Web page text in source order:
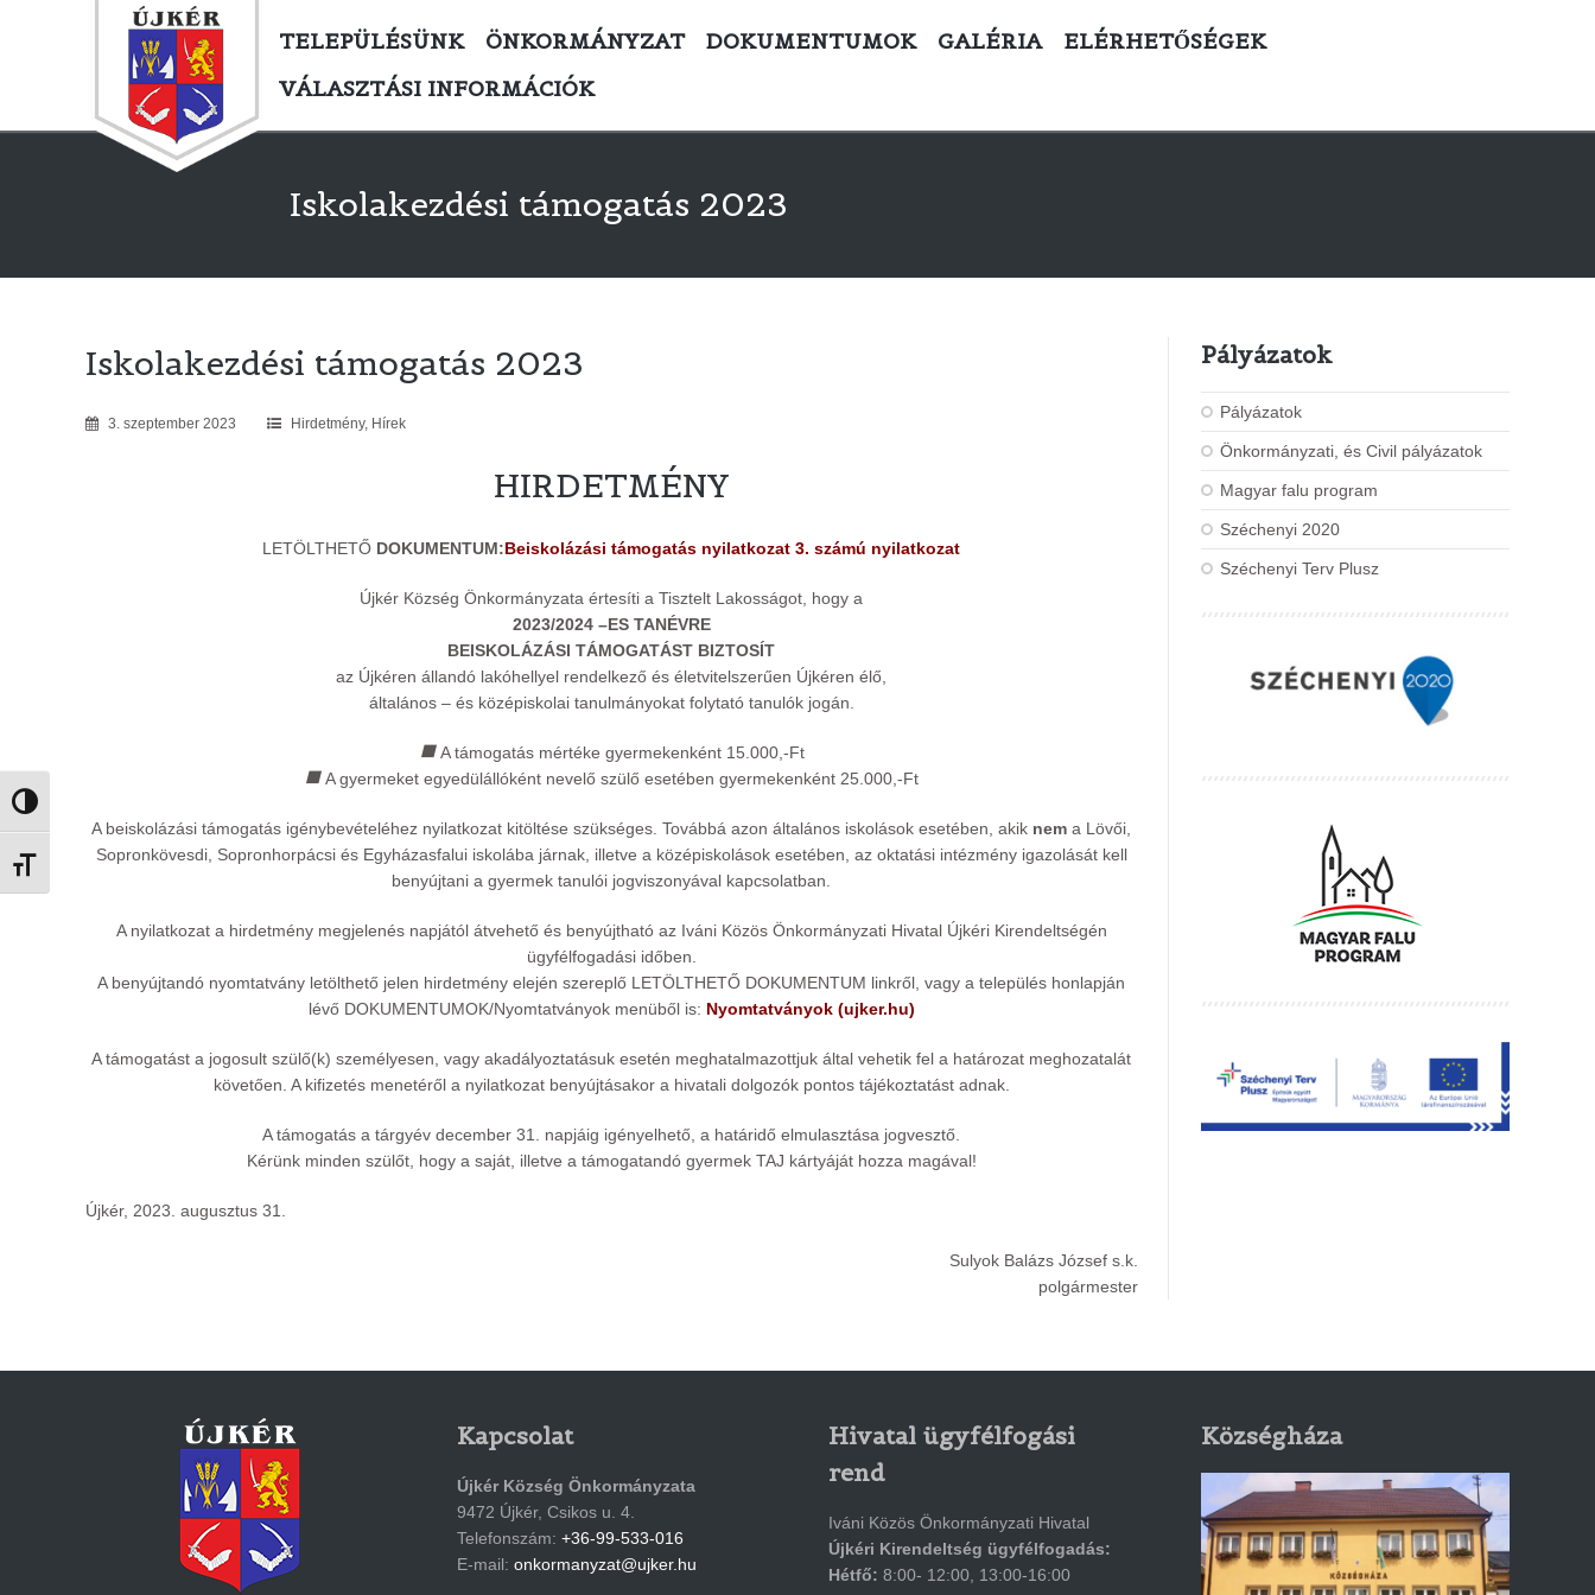
Nagy kontraszt váltása
Betűméret váltása
TELEPÜLÉSÜNK ÖNKORMÁNYZAT DOKUMENTUMOK GALÉRIA
ELÉRHETŐSÉGEK
VÁLASZTÁSI INFORMÁCIÓK
Iskolakezdési támogatás 2023
Iskolakezdési támogatás 2023
3. szeptember 2023 Hirdetmény, Hírek
HIRDETMÉNY
LETÖLTHETŐ DOKUMENTUM:Beiskolázási támogatás nyilatkozat 3. számú nyilatkozat
Újkér Község Önkormányzata értesíti a Tisztelt Lakosságot, hogy a
2023/2024 –ES TANÉVRE
BEISKOLÁZÁSI TÁMOGATÁST BIZTOSÍT
az Újkéren állandó lakóhellyel rendelkező és életvitelszerűen Újkéren élő,
általános – és középiskolai tanulmányokat folytató tanulók jogán.
A támogatás mértéke gyermekenként 15.000,-Ft
A gyermeket egyedülállóként nevelő szülő esetében gyermekenként 25.000,-Ft
A beiskolázási támogatás igénybevételéhez nyilatkozat kitöltése szükséges. Továbbá azon általános iskolások esetében, akik nem a Lövői,
Sopronkövesdi, Sopronhorpácsi és Egyházasfalui iskolába járnak, illetve a középiskolások esetében, az oktatási intézmény igazolását kell
benyújtani a gyermek tanulói jogviszonyával kapcsolatban.
A nyilatkozat a hirdetmény megjelenés napjától átvehető és benyújtható az Iváni Közös Önkormányzati Hivatal Újkéri Kirendeltségén
ügyfélfogadási időben.
A benyújtandó nyomtatvány letölthető jelen hirdetmény elején szereplő LETÖLTHETŐ DOKUMENTUM linkről, vagy a település honlapján
lévő DOKUMENTUMOK/Nyomtatványok menüből is: Nyomtatványok (ujker.hu)
A támogatást a jogosult szülő(k) személyesen, vagy akadályoztatásuk esetén meghatalmazottjuk által vehetik fel a határozat meghozatalát
követően. A kifizetés menetéről a nyilatkozat benyújtásakor a hivatali dolgozók pontos tájékoztatást adnak.
A támogatás a tárgyév december 31. napjáig igényelhető, a határidő elmulasztása jogvesztő.
Kérünk minden szülőt, hogy a saját, illetve a támogatandó gyermek TAJ kártyáját hozza magával!
Újkér, 2023. augusztus 31.
Sulyok Balázs József s.k.
polgármester
Pályázatok
Pályázatok
Önkormányzati, és Civil pályázatok
Magyar falu program
Széchenyi 2020
Széchenyi Terv Plusz
Kapcsolat
Újkér Község Önkormányzata
9472 Újkér, Csikos u. 4.
Telefonszám:+36-99-533-016
E-mail:onkormanyzat@ujker.hu
Hivatal ügyfélfogási
rend
Iváni Közös Önkormányzati Hivatal
Újkéri Kirendeltség ügyfélfogadás:
Hétfő: 8:00- 12:00, 13:00-16:00
Községháza